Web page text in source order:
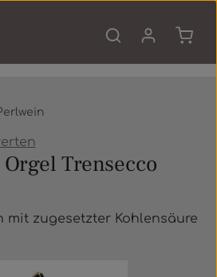
von 0 von 5 Sternen
Trensecco
mit zugesetzter Kohlensäure